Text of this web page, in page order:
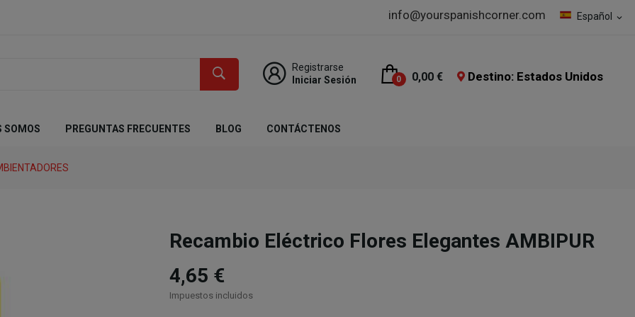
Español expand_more
info@yourspanishcorner.com
Registrarse
Iniciar Sesión
0 0,00 € Destino: Estados Unidos
SOMOS PREGUNTAS FRECUENTES BLOG CONTÁCTENOS
Recambio Eléctrico Flores Elegantes AMBIPUR
4,65 €
Impuestos incluidos